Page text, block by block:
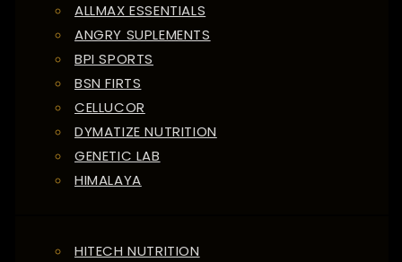
ALLMAX ESSENTIALS
ANGRY SUPLEMENTS
BPI SPORTS
BSN FIRTS
CELLUCOR
DYMATIZE NUTRITION
GENETIC LAB
HIMALAYA
HITECH NUTRITION